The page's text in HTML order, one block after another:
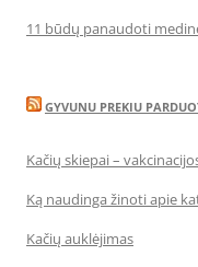
11 būdų panaudoti
GYVUNU PREKIU
Kačių skiepai –
Ką naudinga žinoti apie
Kačių auklėjimas